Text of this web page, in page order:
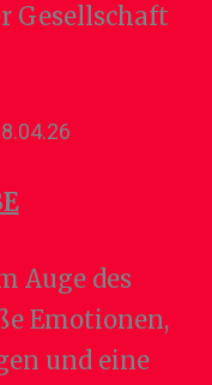
Gesellschaft
Auge des
Emotionen,
und eine